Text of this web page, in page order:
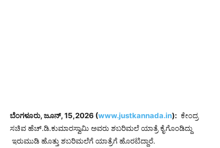
ಬೆಂಗಳೂರು, ಜೂನ್​​, 15,2026 (www.justkannada.in): ಕೇಂದ್ರ
ಸಚಿವ ಹೆಚ್.ಡಿ.ಕುಮಾರಸ್ವಾಮಿ ಅವರು ಶಬರಿಮಲೆ ಯಾತ್ರೆ ಕೈಗೊಂಡಿದ್ದು
ಇರುಮುಡಿ ಹೊತ್ತು ಶಬರಿಮಲೆಗೆ ಯಾತ್ರೆಗೆ ಹೊರಟಿದ್ದಾರೆ.